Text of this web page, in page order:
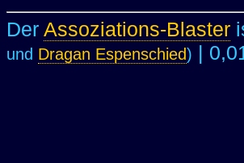
Der Assoziations-Blaster
und Dragan Espenschied) |